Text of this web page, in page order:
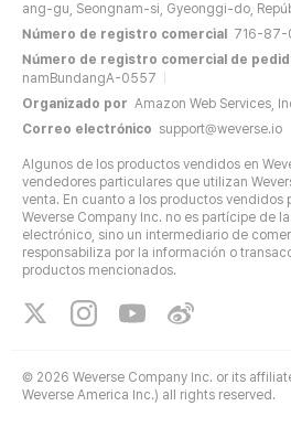
ang-gu, Seongnam-si, Gyeonggi-do,
Número de registro comercial
716-87-
Número de registro comercial de
namBundangA-0557
Organizado por Amazon Web Services,
Correo electrónico support@weverse.io
Algunos de los productos vendidos en
vendedores particulares que utilizan
venta. En cuanto a los productos vendidos
Weverse Company Inc. no es partícipe de
electrónico, sino un intermediario de
responsabiliza por la información o
productos mencionados.
© 2026 Weverse Company Inc. or its
Weverse America Inc.) all rights reserved.